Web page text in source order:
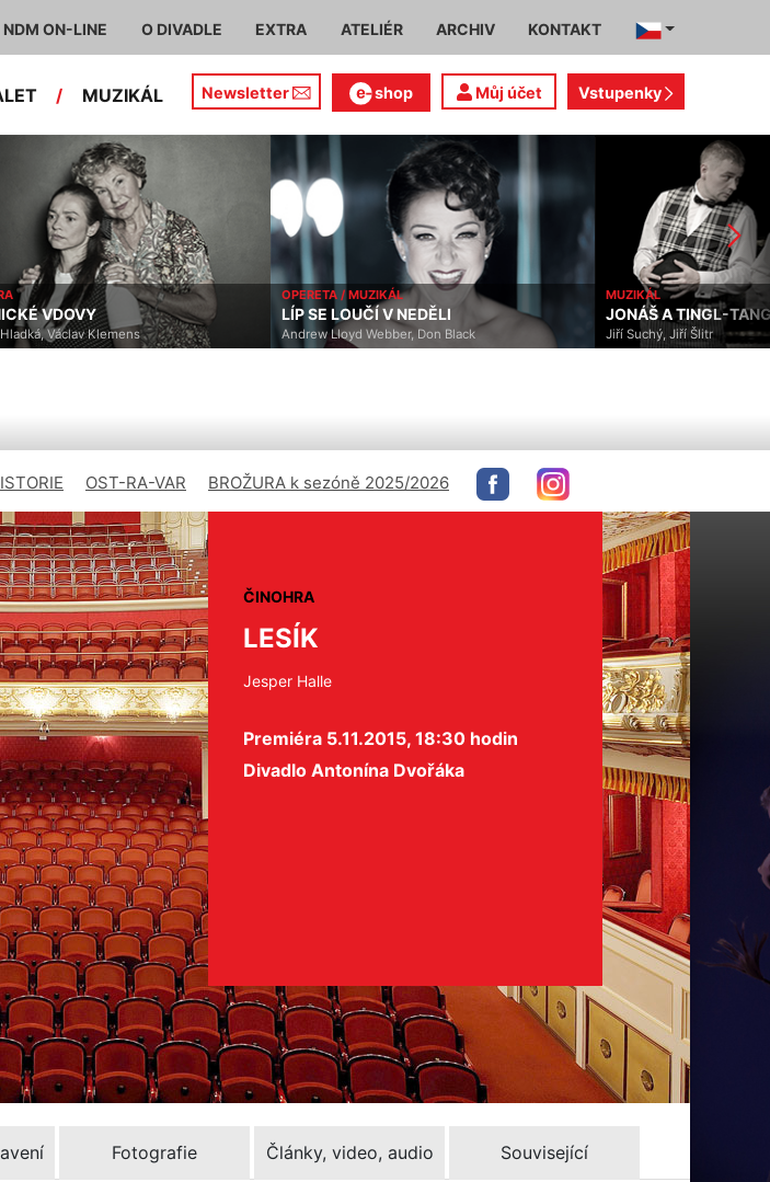
NDM ON-LINE O DIVADLE EXTRA ATELIÉR ARCHIV KONTAKT
/ MUZIKÁL Newsletter shop Můj účet Vstupenky
VDOVY
Václav Klemens
OPERETA / MUZIKÁL
LÍP SE LOUČÍ V NEDĚLI
Andrew Lloyd Webber, Don Black
MUZIKÁL
JONÁŠ A TINGL-TANGL
Jiří Suchý, Jiří Šlitr
OST-RA-VAR BROŽURA k sezóně 2025/2026
ČINOHRA
LESÍK
Jesper Halle
Premiéra 5.11.2015, 18:30 hodin
Divadlo Antonína Dvořáka
Fotografie Články, video, audio Související